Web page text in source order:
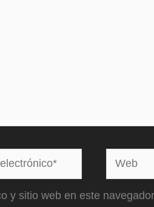
Web
y sitio web en este